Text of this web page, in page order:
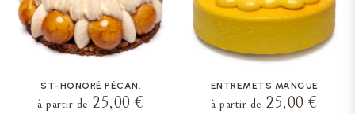
ST-HONORÉ PÉCAN.
à partir de 25,00 €
ENTREMETS MANGUE
à partir de 25,00 €